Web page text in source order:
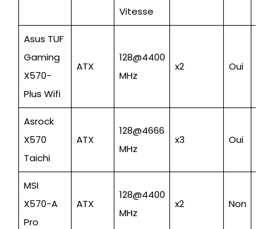
Vitesse
Asus TUF
Gaming
X570-
Plus Wifi
ATX
128@4400
MHz
x2 Oui
Asrock
X570
Taichi
ATX
128@4666
MHz
x3 Oui
MSI
X570-A
Pro
ATX
128@4400
MHz
x2 Non